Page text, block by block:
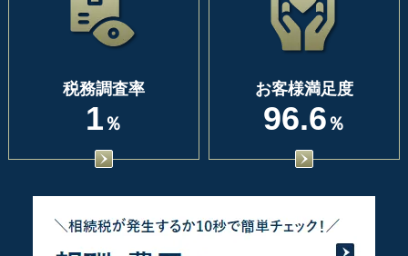
税務調査率
1 ％
お客様満足度
96.6 ％